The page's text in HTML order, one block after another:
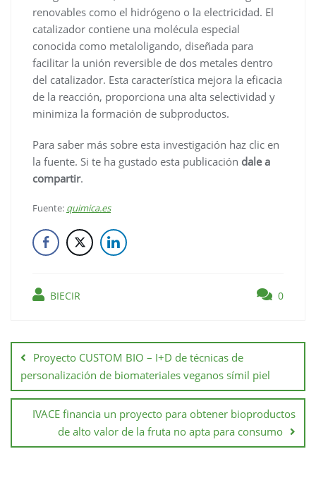
renovables como el hidrógeno o la electricidad. El
catalizador contiene una molécula especial
conocida como metaloligando, diseñada para
facilitar la unión reversible de dos metales dentro
del catalizador. Esta característica mejora la eficacia
de la reacción, proporciona una alta selectividad y
minimiza la formación de subproductos.
Para saber más sobre esta investigación haz clic en
la fuente. Si te ha gustado esta publicación dale a
compartir.
Fuente: quimica.es
BIECIR 0
Proyecto CUSTOM BIO – I+D de técnicas de
personalización de biomateriales veganos símil piel
IVACE financia un proyecto para obtener bioproductos
de alto valor de la fruta no apta para consumo